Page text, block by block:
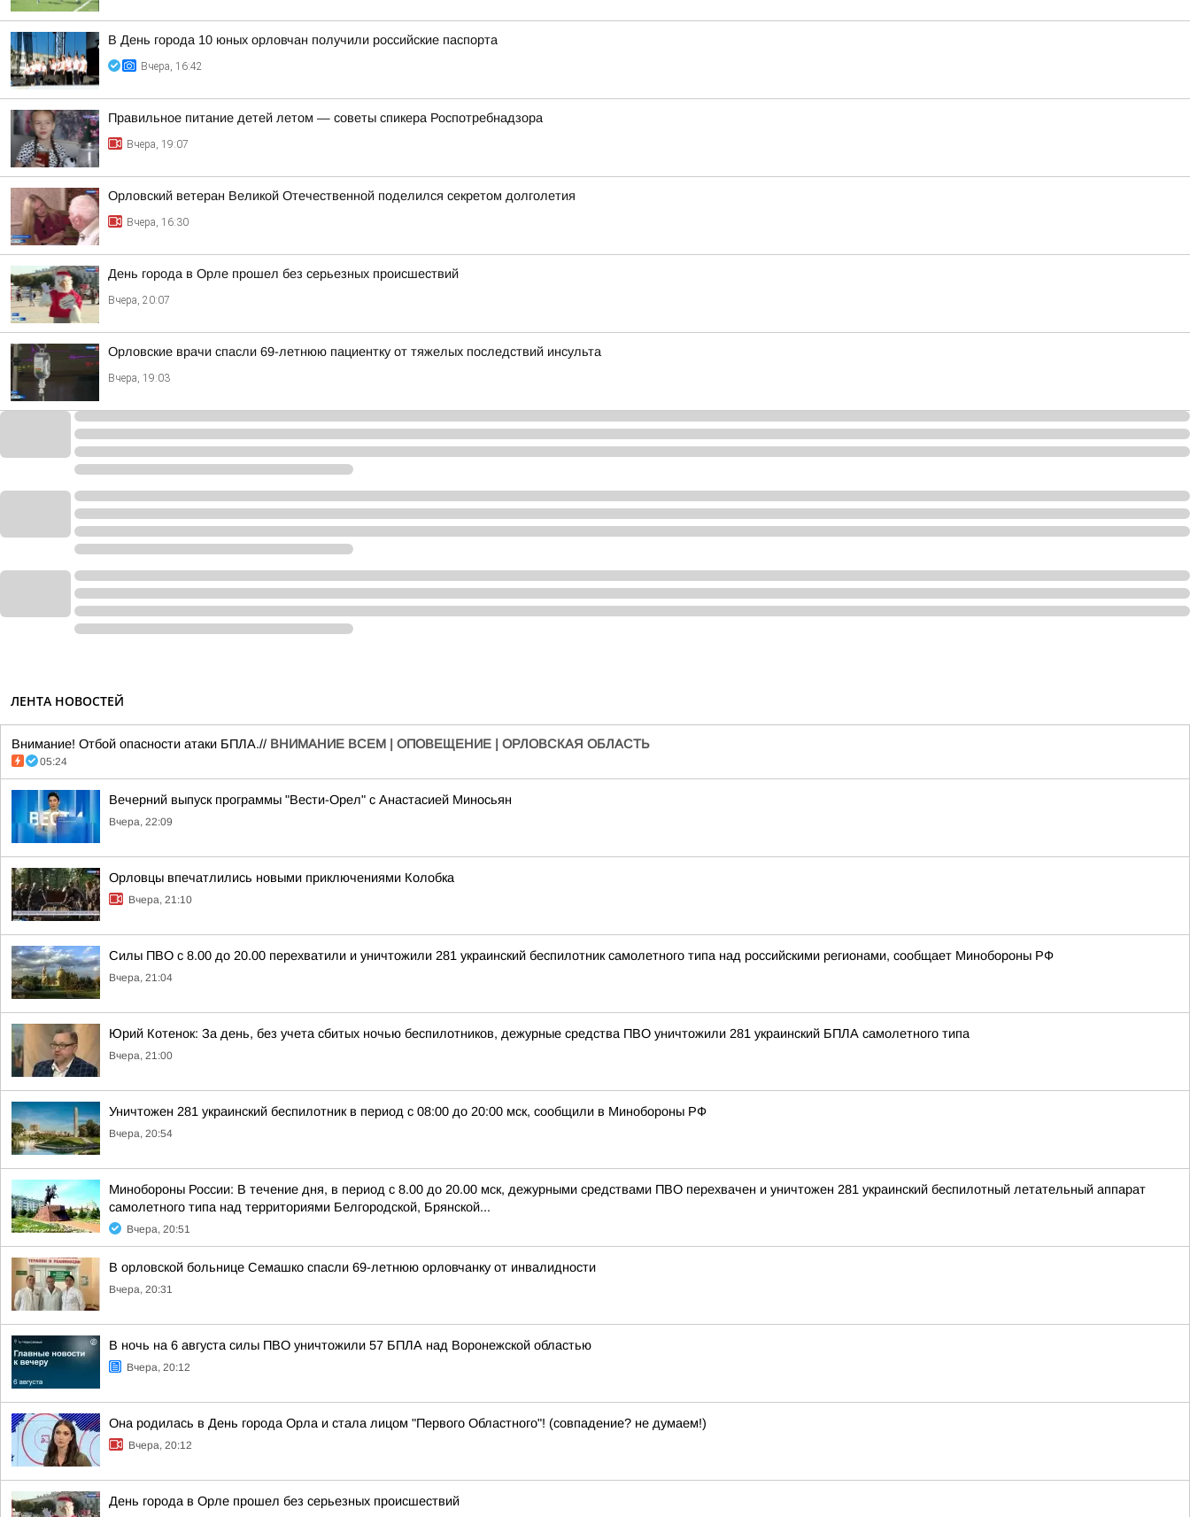
В День города 10 юных орловчан получили российские паспорта
Вчера, 16:42
Правильное питание детей летом — советы спикера Роспотребнадзора
Вчера, 19:07
Орловский ветеран Великой Отечественной поделился секретом долголетия
Вчера, 16:30
День города в Орле прошел без серьезных происшествий
Вчера, 20:07
Орловские врачи спасли 69-летнюю пациентку от тяжелых последствий инсульта
Вчера, 19:03
ЛЕНТА НОВОСТЕЙ
Внимание! Отбой опасности атаки БПЛА.// ВНИМАНИЕ ВСЕМ | ОПОВЕЩЕНИЕ | ОРЛОВСКАЯ ОБЛАСТЬ
05:24
Вечерний выпуск программы "Вести-Орел" с Анастасией Миносьян
Вчера, 22:09
Орловцы впечатлились новыми приключениями Колобка
Вчера, 21:10
Силы ПВО с 8.00 до 20.00 перехватили и уничтожили 281 украинский беспилотник самолетного типа над российскими регионами, сообщает Минобороны РФ
Вчера, 21:04
Юрий Котенок: За день, без учета сбитых ночью беспилотников, дежурные средства ПВО уничтожили 281 украинский БПЛА самолетного типа
Вчера, 21:00
Уничтожен 281 украинский беспилотник в период с 08:00 до 20:00 мск, сообщили в Минобороны РФ
Вчера, 20:54
Минобороны России: В течение дня, в период с 8.00 до 20.00 мск, дежурными средствами ПВО перехвачен и уничтожен 281 украинский беспилотный летательный аппарат
самолетного типа над территориями Белгородской, Брянской...
Вчера, 20:51
В орловской больнице Семашко спасли 69-летнюю орловчанку от инвалидности
Вчера, 20:31
В ночь на 6 августа силы ПВО уничтожили 57 БПЛА над Воронежской областью
Вчера, 20:12
Она родилась в День города Орла и стала лицом "Первого Областного"! (совпадение? не думаем!)
Вчера, 20:12
День города в Орле прошел без серьезных происшествий